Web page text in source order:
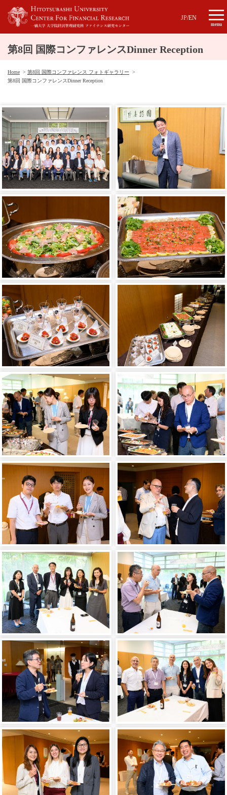
JP/EN
menu
第8回 国際コンファレンスDinner Reception
Home
第8回 国際コンファレンス フォトギャラリー
第8回 国際コンファレンスDinner Reception